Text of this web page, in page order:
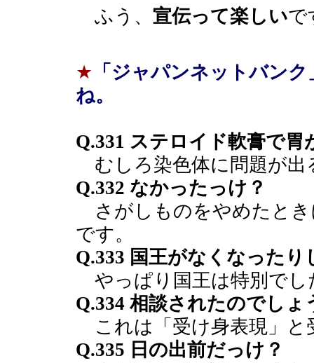
ふう、 宣伝って楽しいで
★ 「ジャパンネットバン
ね。
Q.331 ステロイド軟膏で
むしろ染色体に問題が出
Q.332 なかったっけ？
さがしものをやめたと
です。
Q.333 国王がなくなった
やっぱり国王は特別でし
Q.334 相談されたのでしょ
これは「受け身表現」と
Q.335 日の出前だっけ？